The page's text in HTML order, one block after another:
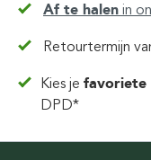
Af te halen in
Retourtermijn
Kies jefavoriete
DPD*